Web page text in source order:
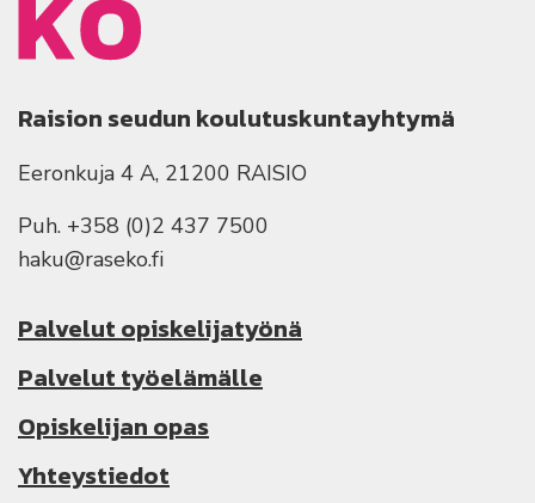
Raision seudun koulutuskuntayhtymä
Eeronkuja 4 A, 21200 RAISIO
Puh. +358 (0)2 437 7500
haku@raseko.fi
Palvelut opiskelijatyönä
Palvelut työelämälle
Opiskelijan opas
Yhteystiedot